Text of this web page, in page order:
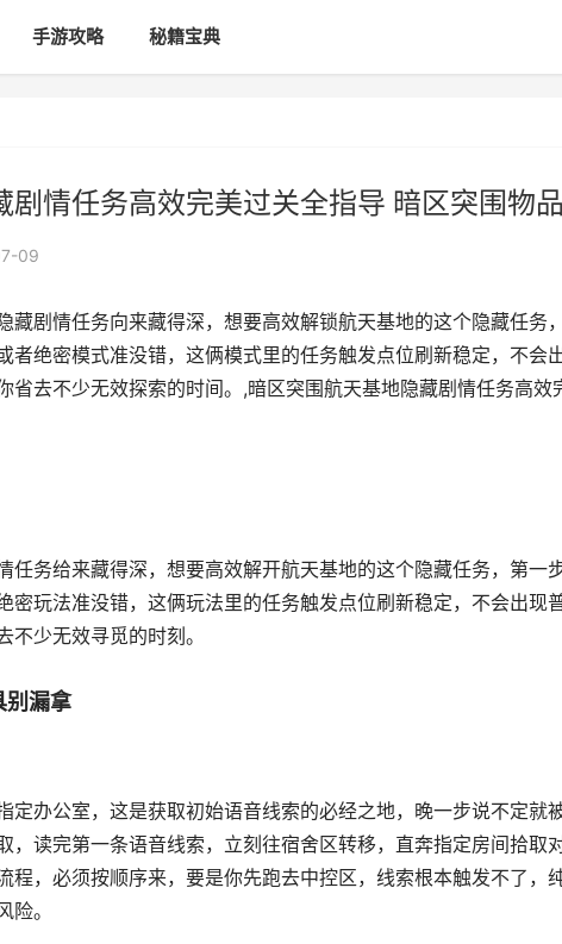
手游攻略 秘籍宝典
剧情任务高效完美过关全指导 暗区突围物
09
藏剧情任务向来藏得深，想要高效解锁航天基地的这个隐藏任务
者绝密模式准没错，这俩模式里的任务触发点位刷新稳定，不会
省去不少无效探索的时间。,暗区突围航天基地隐藏剧情任务高效
任务给来藏得深，想要高效解开航天基地的这个隐藏任务，第一
密玩法准没错，这俩玩法里的任务触发点位刷新稳定，不会出现
不少无效寻觅的时刻。
别漏拿
定办公室，这是获取初始语音线索的必经之地，晚一步说不定就
，读完第一条语音线索，立刻往宿舍区转移，直奔指定房间拾取
程，必须按顺序来，要是你先跑去中控区，线索根本触发不了，
险。